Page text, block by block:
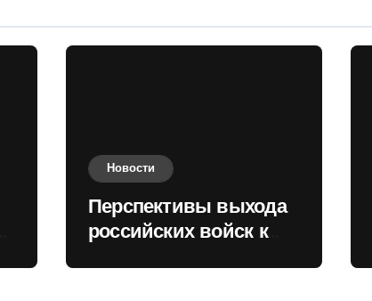
Новости
Перспективы выхода
российских войск к